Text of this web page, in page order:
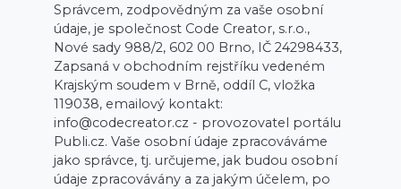
Správcem, zodpovědným za vaše osobní
údaje, je společnost Code Creator, s.r.o.,
Nové sady 988/2, 602 00 Brno, IČ 24298433,
Zapsaná v obchodním rejstříku vedeném
Krajským soudem v Brně, oddíl C, vložka
119038, emailový kontakt:
info@codecreator.cz - provozovatel portálu
Publi.cz. Vaše osobní údaje zpracováváme
jako správce, tj. určujeme, jak budou osobní
údaje zpracovávány a za jakým účelem, po